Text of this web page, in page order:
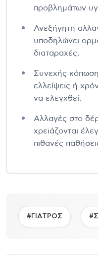
προβλημάτων
Ανεξήγητη
υποδηλώνει
διαταραχές.
Συνεχής κόπωση
ελλείψεις ή
να ελεγχθεί.
Αλλαγές στο
χρειάζονται
πιθανές
#ΓΙΑΤΡΟΣ